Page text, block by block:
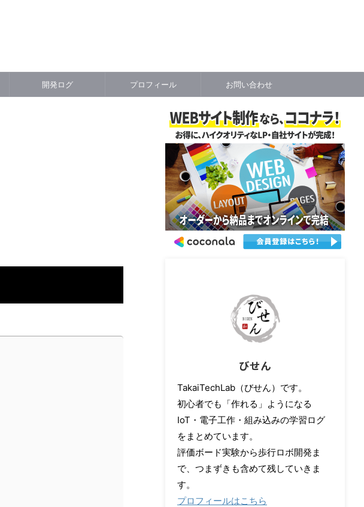
開発ログ プロフィール お問い合わせ
びせん
TakaiTechLab（びせん）です。
初心者でも「作れる」ようになる
IoT・電子工作・組み込みの学習ログ
をまとめています。
評価ボード実験から歩行ロボ開発ま
で、つまずきも含めて残していきま
す。
プロフィールはこちら